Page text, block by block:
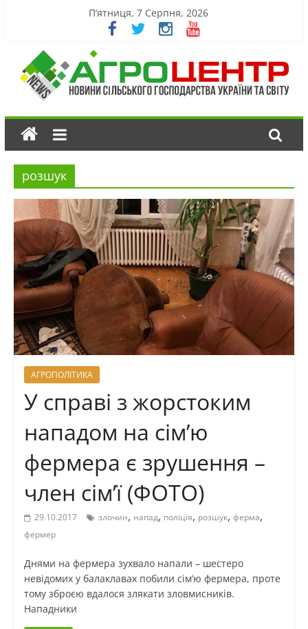
П’ятниця, 7 Серпня, 2026
розшук
АГРОПОЛІТИКА
У справі з жорстоким
нападом на сім’ю
фермера є зрушення –
член сім’ї (ФОТО)
29.10.2017 злочин, напад, поліція, розшук, ферма,
фермер
Днями на фермера зухвало напали – шестеро
невідомих у балаклавах побили сім’ю фермера, проте
тому зброєю вдалося злякати зловмисників.
Нападники